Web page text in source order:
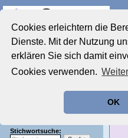
Cookies erleichtern die
Dienste. Mit der Nutzung
erklären Sie sich damit
Cookies verwenden.
OK
Startseite
Aktuelles Forum
Film-Forum
Zeichentrick-Forum
Stichwortsuche: